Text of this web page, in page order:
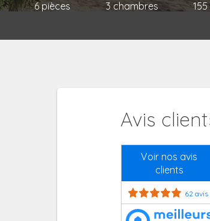
6 pièces 3 chambres 155
Avis
Voir nos avis
clients
62 avis